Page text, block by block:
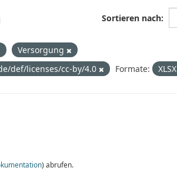
Sortieren nach
Versorgung
def/licenses/cc-by/4.0 Formate: XLSX
) abrufen.